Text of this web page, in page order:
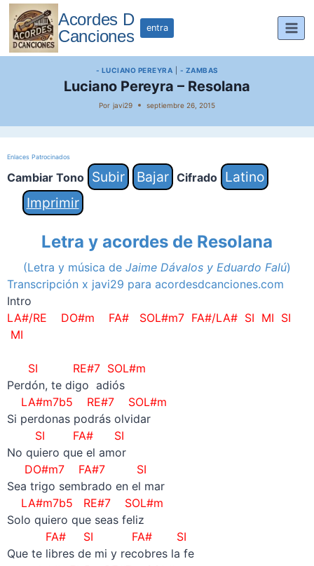
Saltar
contenido
Acordes D
Canciones
entra
- LUCIANO PEREYRA - ZAMBAS
Luciano Pereyra – Resolana
Por javi29 septiembre 26, 2015
Enlaces Patrocinados
Cambiar Tono Subir Bajar Cifrado
Latino
Imprimir
Letra y acordes de Resolana
(Letra y música de Jaime Dávalos y Eduardo Falú)
Transcripción x javi29 para acordesdcanciones.com
Intro
LA#/RE DO#m FA# SOL#m7 FA#/LA# SI MI SI
MI
SI RE#7 SOL#m
Perdón, te digo adiós
LA#m7b5 RE#7 SOL#m
Si perdonas podrás olvidar
SI FA# SI
No quiero que el amor
DO#m7 FA#7
SI
Sea trigo sembrado en el mar
LA#m7b5 RE#7 SOL#m
Solo quiero que seas feliz
FA# SI FA# SI
Que te libres de mi y recobres la fe